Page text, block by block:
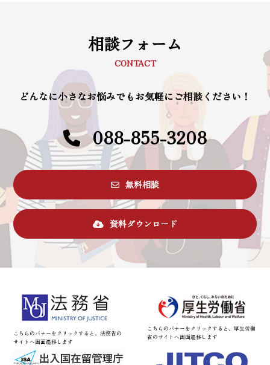
相談フォーム
CONTACT
どんなに小さなお悩みでもお気軽にご相談ください！
088-855-3208
無料相談
資料ダウンロード
こちらのバナーをクリックすると、法務省の
サイトへ画面遷移します
こちらのバナーをクリックすると、厚生労働
省のサイトへ画面遷移します